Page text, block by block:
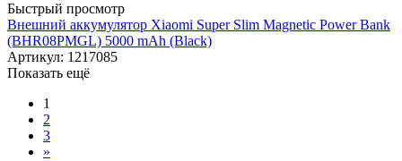
Быстрый просмотр
Внешний аккумулятор Xiaomi Super Slim Magnetic Power Bank
(BHR08PMGL) 5000 mAh (Black)
Артикул: 1217085
Показать ещё
1
2
3
»